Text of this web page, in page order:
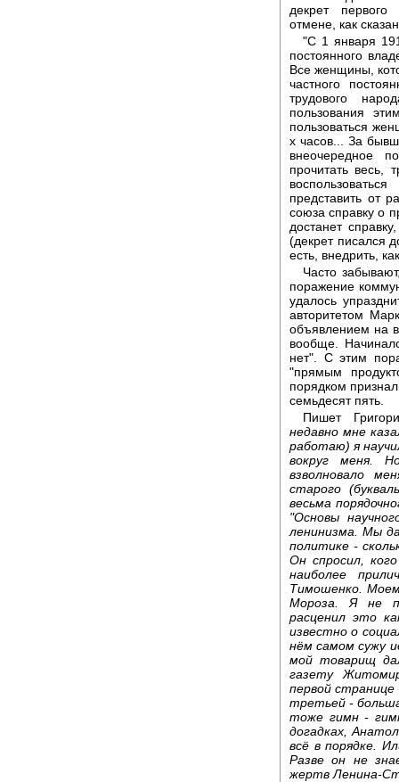
декрет первого
отмене, как
"С 1 января
постоянного
Все женщины,
частного
трудового
пользования
пользоваться
х часов... За
внеочередное
прочитать весь,
представить от
союза справку о
достанет
(декрет писался
есть, внедрить,
Часто
поражение
удалось
авторитетом
объявлением на
вообще.
нет". С этим
"прямым
порядком
семьдесят пять.
Пишет
недавно мне
работаю) я
вокруг меня.
взволновало
старого
весьма
"Основы
ленинизма. Мы
политике -
Он спросил,
наиболее
Тимошенко.
Мороза. Я не
расценил это
известно о
нём самом сужу
мой товарищ
газету
первой
третьей -
тоже гимн -
догадках,
всё в порядке.
Разве он не
жертв Ленина-